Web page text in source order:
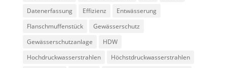
Datenerfassung
Effizienz
Entwässerung
Flanschmuffenstück
Gewässerschutz
Gewässerschutzanlage
HDW
Hochdruckwasserstrahlen
Höchstdruckwasserstrahlen